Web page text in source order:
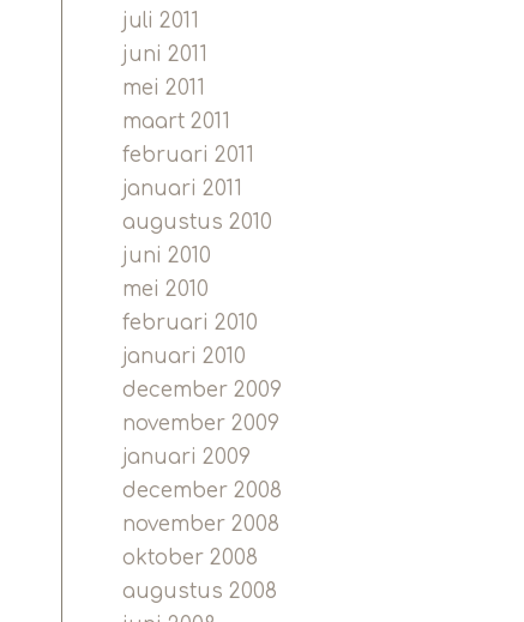
juli 2011
juni 2011
mei 2011
maart 2011
februari 2011
januari 2011
augustus 2010
juni 2010
mei 2010
februari 2010
januari 2010
december 2009
november 2009
januari 2009
december 2008
november 2008
oktober 2008
augustus 2008